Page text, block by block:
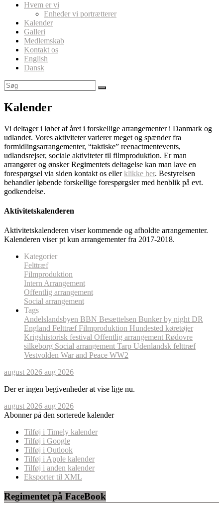
Hvem er vi
Enheder vi portrætterer
Kalender
Galleri
Medlemskab
Kontakt os
English
Dansk
Kalender
Vi deltager i løbet af året i forskellige arrangementer i Danmark og
udlandet. Vores aktiviteter varierer meget og spænder fra
formidlingsarrangementer, “taktiske” reenactmentevents,
udlandsrejser, sociale aktiviteter til filmproduktion. Er man
arrangører og ønsker Regimentets deltagelse kan man lave en
forespørgsel via siden kontakt os ellerklikke her. Bestyrelsen
behandler løbende forskellige forespørgsler med henblik på evt.
godkendelse.
Aktivitetskalenderen
Aktivitetskalenderen viser kommende og afholdte arrangementer.
Kalenderen viser pt kun arrangementer fra 2017-2018.
Kategorier
Felttræf
Filmproduktion
Intern Arrangement
Offentlig arrangement
Social arrangement
Tags
Andelslandsbyen BBN Besættelsen Bunker by night DR
England FelttræfFilmproduktion Hundested køretøjer
Krigshistorisk festival Offentlig arrangement Rødovre
silkeborg Social arrangement Tarp Udenlandsk felttræf
Vestvolden War and Peace WW2
august 2026 aug 2026
Der er ingen begivenheder at vise lige nu.
august 2026 aug 2026
Abonner på den sorterede kalender
Tilføj i Timely kalender
Tilføj i Google
Tilføj i Outlook
Tilføj i Apple kalender
Tilføj i anden kalender
Eksporter til XML
Regimentet på FaceBook